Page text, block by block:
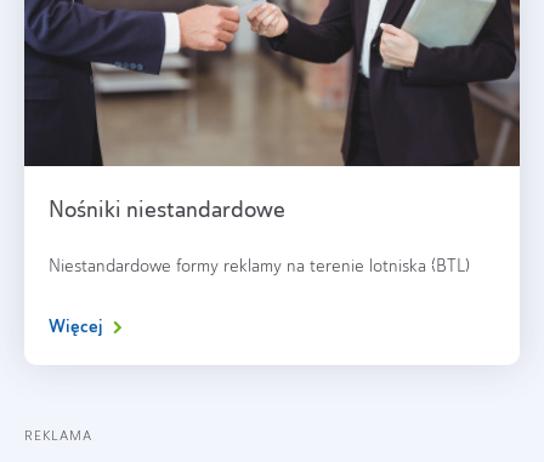
Nośniki niestandardowe
Niestandardowe formy reklamy na terenie lotniska (BTL)
Więcej
REKLAMA